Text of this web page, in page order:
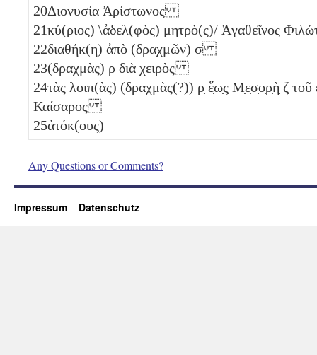
20Διονυσία Ἀρίστωνος
21κύ(ριος) \ἀδελ(φὸς) μητρὸ(ς)/ Ἀγαθεῖνος
22διαθήκ(η) ἀπὸ (δραχμῶν) σ
23(δραχμὰς) ρ διὰ χειρὸς
24τὰς λοιπ(ὰς) (δραχμὰς(?)) ρ̣ ἕ̣ω̣ς̣ Μ̣ε̣σ̣ο̣ρ̣ὴ̣ ζ̣ τοῦ
Καίσαρος
25ἀτόκ(ους)
Any Questions or Comments?
Impressum Datenschutz